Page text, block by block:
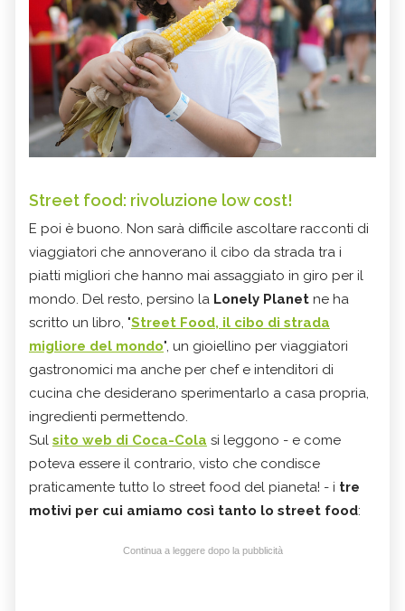
Street food: rivoluzione low cost!
E poi è buono. Non sarà difficile ascoltare racconti di
viaggiatori che annoverano il cibo da strada tra i
piatti migliori che hanno mai assaggiato in giro per il
mondo. Del resto, persino la Lonely Planet ne ha
scritto un libro, "Street Food, il cibo di strada
migliore del mondo", un gioiellino per viaggiatori
gastronomici ma anche per chef e intenditori di
cucina che desiderano sperimentarlo a casa propria,
ingredienti permettendo.
Sul sito web di Coca-Cola si leggono - e come
poteva essere il contrario, visto che condisce
praticamente tutto lo street food del pianeta! - i tre
motivi per cui amiamo così tanto lo street food:
Continua a leggere dopo la pubblicità